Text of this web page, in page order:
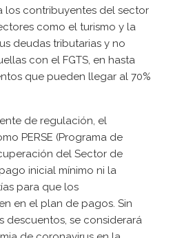
los contribuyentes del sector
como el turismo y la
deudas tributarias y no
con el FGTS, en hasta
que pueden llegar al 70%
de regulación, el
PERSE (Programa de
del Sector de
inicial mínimo ni la
para que los
en el plan de pagos. Sin
descuentos, se considerará